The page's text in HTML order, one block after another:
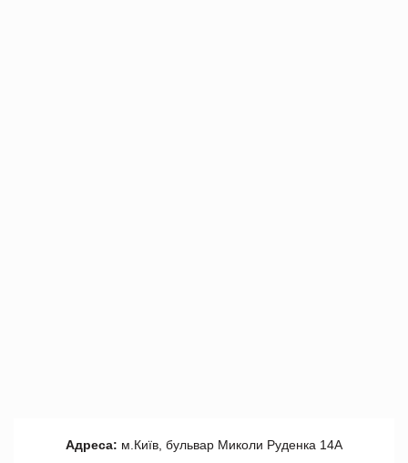
Адреса: м.Київ, бульвар Миколи Руденка 14А